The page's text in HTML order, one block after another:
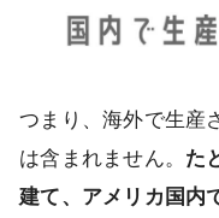
つまり、海外で生産
は含まれません。 た
建て、アメリカ国内